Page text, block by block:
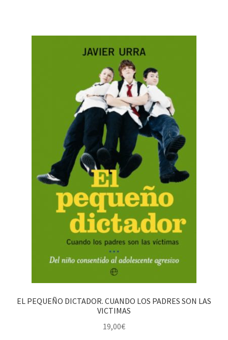
EL PEQUEÑO DICTADOR. CUANDO LOS PADRES SON LAS
VICTIMAS
19,00€